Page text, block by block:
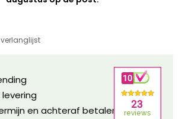
en achteraf betalen mogelijk!